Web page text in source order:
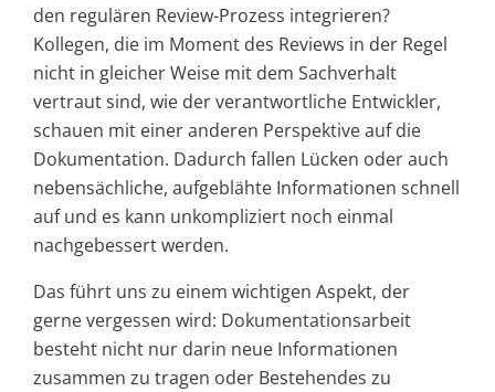
den regulären Review-Prozess integrieren?
Kollegen, die im Moment des Reviews in der Regel
nicht in gleicher Weise mit dem Sachverhalt
vertraut sind, wie der verantwortliche Entwickler,
schauen mit einer anderen Perspektive auf die
Dokumentation. Dadurch fallen Lücken oder auch
nebensächliche, aufgeblähte Informationen schnell
auf und es kann unkompliziert noch einmal
nachgebessert werden.
Das führt uns zu einem wichtigen Aspekt, der
gerne vergessen wird: Dokumentationsarbeit
besteht nicht nur darin neue Informationen
zusammen zu tragen oder Bestehendes zu